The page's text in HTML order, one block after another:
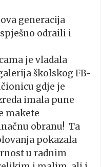
generacija
odraili i
je vladala
školskog FB-
gdje je
imala pune
makete
obranu! Ta
pokazala
u radnim